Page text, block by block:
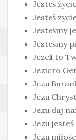
Jesteś
Jesteś
Jesteśmy
Jesteśmy
Jeżeli to
Jezioro
Jezu
Jezu
Jezu daj
Jezu
Jezu